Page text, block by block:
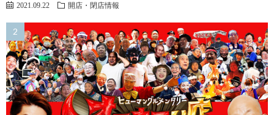
2021.09.22 開店・閉店情報